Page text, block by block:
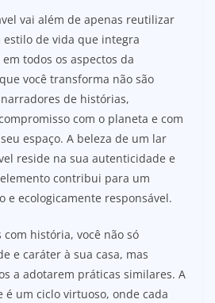
vai além de apenas reutilizar
estilo de vida que integra
todos os aspectos da
você transforma não são
de histórias,
com o planeta e com
espaço. A beleza de um lar
reside na sua autenticidade e
contribui para um
e ecologicamente responsável.
história, você não só
e caráter à sua casa, mas
a adotarem práticas similares. A
é um ciclo virtuoso, onde cada